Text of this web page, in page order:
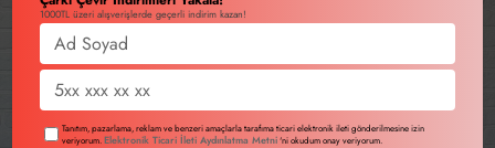
1000TL üzeri alışverişlerde geçerli indirim kazan!
Tanıtım, pazarlama, reklam ve benzeri amaçlarla tarafıma ticari elektronik ileti gönderilmesine izin
veriyorum.Elektronik Ticari İleti Aydınlatma Metni'ni okudum onay veriyorum.